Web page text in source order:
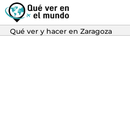
Qué ver y hacer en Zaragoza